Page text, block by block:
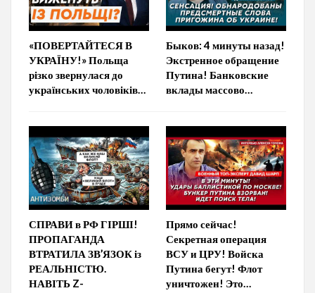
«ПОВЕРТАЙТЕСЯ В
УКРАЇНУ!» Польща
різко звернулася до
українських чоловіків…
Быков: 4 минуты назад!
Экстренное обращение
Путина! Банковские
вклады массово…
СПРАВИ в РФ ГІРШІ!
ПРОПАГАНДА
ВТРАТИЛА ЗВ’ЯЗОК із
РЕАЛЬНІСТЮ.
НАВІТЬ Z-
Прямо сейчас!
Секретная операция
ВСУ и ЦРУ! Войска
Путина бегут! Флот
уничтожен! Это…